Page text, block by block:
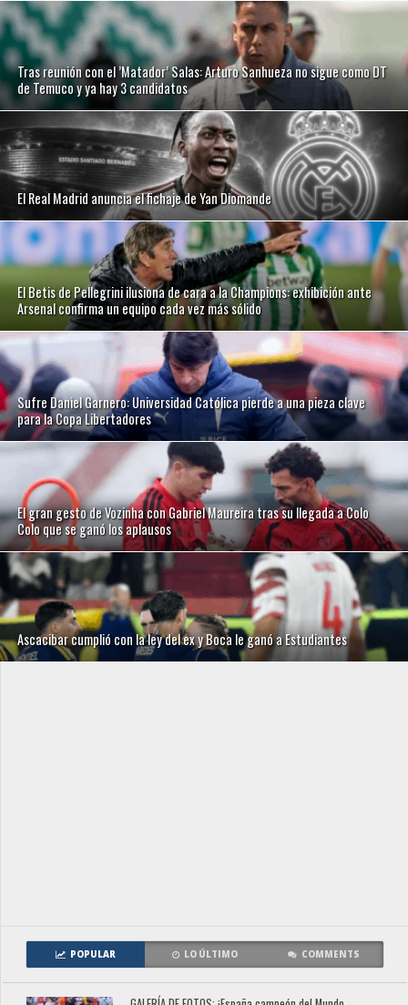
Tras reunión con el ’Matador’ Salas: Arturo Sanhueza no sigue como DT
de Temuco y ya hay 3 candidatos
El Real Madrid anuncia el fichaje de Yan Diomande
El Betis de Pellegrini ilusiona de cara a la Champions: exhibición ante
Arsenal confirma un equipo cada vez más sólido
Sufre Daniel Garnero: Universidad Católica pierde a una pieza clave
para la Copa Libertadores
El gran gesto de Vozinha con Gabriel Maureira tras su llegada a Colo
Colo que se ganó los aplausos
Ascacibar cumplió con la ley del ex y Boca le ganó a Estudiantes
POPULAR LO ÚLTIMO COMMENTS